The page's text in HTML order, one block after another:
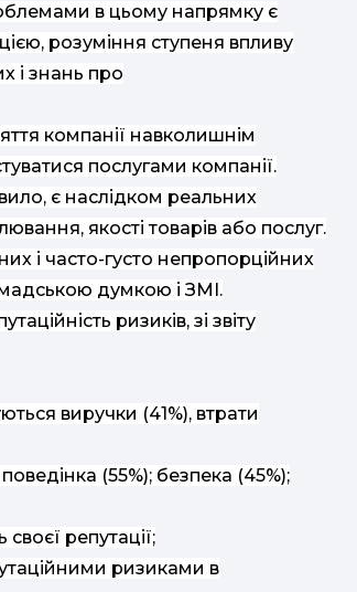
в цьому напрямку є
розуміння ступеня впливу
і знань про
компанії навколишнім
послугами компанії.
є наслідком реальних
якості товарів або послуг.
і часто-густо непропорційних
думкою і ЗМІ.
ризиків, зі звіту
виручки (41%), втрати
(55%); безпека (45%);
репутації;
ризиками в